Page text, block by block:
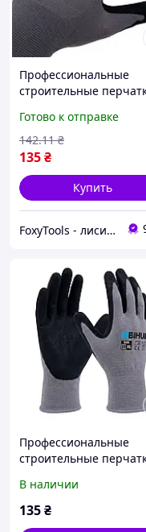
Профессиональные
строительные
Готово к отправке
135₴
142.11 ₴
Купить
FoxyTools - лисичка без інструменту не лишить!
Профессиональные
строительные
(TGDXL)
В наличии
135₴